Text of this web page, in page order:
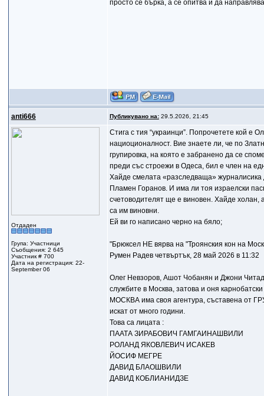
просто се бърка, а се опитва и да
anti666 Публикувано на:29.5.2026, 21:45
Отдаден
Група: Участници
Съобщения: 2 645
Участник # 700
Дата на регистрация: 22-
September 06
Стига с тия “украинци”. Попрочетете кой е
нациоционалност. Вие знаете ли, че по
групировка, на която е забранено да се
преди със строежи в Одеса, бил е член на
Хайде смелата «разследваща» журналисика
Пламен Горанов. И има ли тоя израелски
счетоводителят ще е виновен. Хайде холан,
са им виновни.
Ей ви го написано черно на бяло;
"Брюксел НЕ вярва на "Троянския кон на
Румен Радев четвъртък, 28 май 2026 в 11:32
Олег Невзоров, Ашот Чобанян и Джони
службите в Москва, затова и оня
МОСКВА има своя агентура, съставена от
искат от много години.
Това са лицата :
ПААТА ЗИРАБОВИЧ ГАМГАИНАШВИЛИ
РОЛАНД ЯКОВЛЕВИЧ ИСАКЕВ
ЙОСИФ МЕГРЕ
ДАВИД БЛАОШВИЛИ
ДАВИД КОБЛИАНИДЗЕ